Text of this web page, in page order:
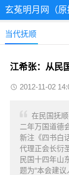
玄菟明月网（原
当代抚顺
江希张：从民
2012-11-02
在民国抚
二年万国道德
新注《四书白
代理正会长衍
民国十四年山
题为“本会建